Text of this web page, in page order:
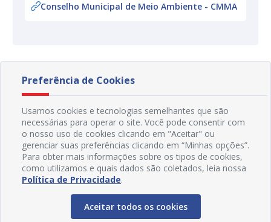
Conselho Municipal de Meio Ambiente - CMMA
Preferência de Cookies
Usamos cookies e tecnologias semelhantes que são
necessárias para operar o site. Você pode consentir com
o nosso uso de cookies clicando em "Aceitar" ou
gerenciar suas preferências clicando em “Minhas opções”.
Para obter mais informações sobre os tipos de cookies,
como utilizamos e quais dados são coletados, leia nossa
Política de Privacidade.
Aceitar todos os cookies